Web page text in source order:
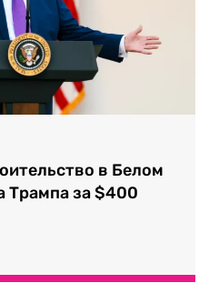
в Белом
Трампа за $400